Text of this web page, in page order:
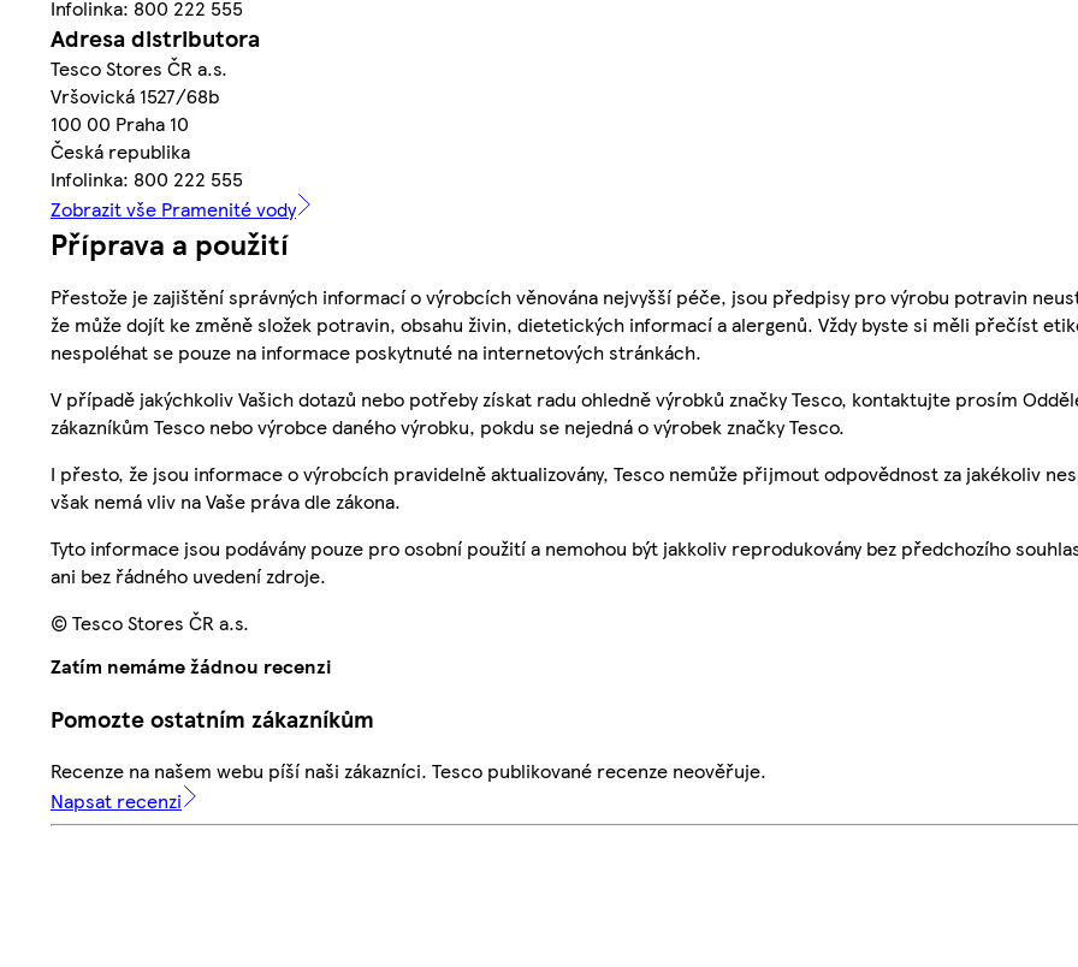
Infolinka: 800 222 555
Adresa distributora
Tesco Stores ČR a.s.
Vršovická 1527/68b
100 00 Praha 10
Česká republika
Infolinka: 800 222 555
Zobrazit vše Pramenité vody
Příprava a použití
Přestože je zajištění správných informací o výrobcích věnována nejvyšší péče, jsou předpisy pro výrobu potravin
že může dojít ke změně složek potravin, obsahu živin, dietetických informací a alergenů. Vždy byste si měli přečíst
nespoléhat se pouze na informace poskytnuté na internetových stránkách.
V případě jakýchkoliv Vašich dotazů nebo potřeby získat radu ohledně výrobků značky Tesco, kontaktujte prosím
zákazníkům Tesco nebo výrobce daného výrobku, pokdu se nejedná o výrobek značky Tesco.
I přesto, že jsou informace o výrobcích pravidelně aktualizovány, Tesco nemůže přijmout odpovědnost za jakékoliv
však nemá vliv na Vaše práva dle zákona.
Tyto informace jsou podávány pouze pro osobní použití a nemohou být jakkoliv reprodukovány bez předchozího
ani bez řádného uvedení zdroje.
© Tesco Stores ČR a.s.
Zatím nemáme žádnou recenzi
Pomozte ostatním zákazníkům
Recenze na našem webu píší naši zákazníci. Tesco publikované recenze neověřuje.
Napsat recenzi